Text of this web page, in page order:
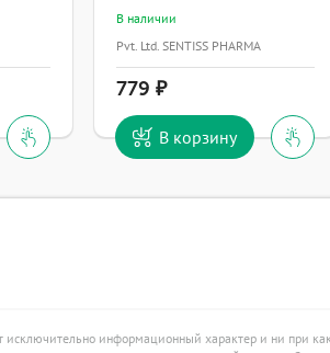
В наличии
Pvt. Ltd. SENTISS PHARMA
779
В корзину
исключительно информационный характер и ни при